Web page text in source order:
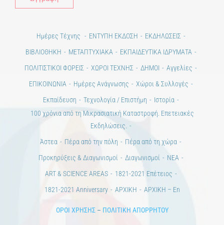
Ημέρες Τέχνης ΕΝΤΥΠΗ ΕΚΔΟΣΗ
ΕΚΔΗΛΩΣΕΙΣ
ΒΙΒΛΙΟΘΗΚΗ
ΜΕΤΑΠΤΥΧΙΑΚΑ
ΕΚΠΑΙΔΕΥΤΙΚΑ ΙΔΡΥΜΑΤΑ
ΠΟΛΙΤΙΣΤΙΚΟΙ ΦΟΡΕΙΣ
ΧΩΡΟΙ ΤΕΧΝΗΣ ΔΗΜΟΙ
Αγγελίες
ΕΠΙΚΟΙΝΩΝΙΑ
Ημέρες Ανάγνωσης
Χώροι & Συλλογές
Εκπαίδευση
Τεχνολογία / Επιστήμη
Ιστορία
100 χρόνια από τη Μικρασιατική Καταστροφή. Επετειακές
Εκδηλώσεις.
Άστεα
Πέρα από την πόλη
Πέρα από τη χώρα
Προκηρύξεις & Διαγωνισμοί
Διαγωνισμοί
ΝΕΑ
ART & SCIENCE AREAS
1821-2021 Επέτειος
1821-2021 Anniversary
ΑΡΧΙΚΗ ΑΡΧΙΚΗ – En
ΟΡΟΙ ΧΡΗΣΗΣ– ΠΟΛΙΤΙΚΗ ΑΠΟΡΡΗΤΟΥ